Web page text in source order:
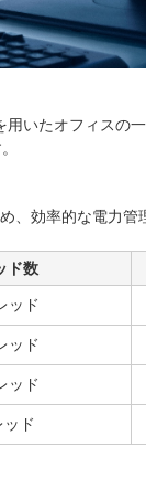
いたオフィスの
効率的な電力管
ド数
ッド
ッド
ッド
ド